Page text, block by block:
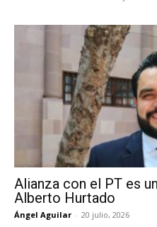
Alianza con el PT es
Alberto Hurtado
Ángel Aguilar - 20 julio, 2026